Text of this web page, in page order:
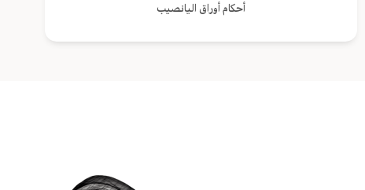
أحكام أوراق اليانصيب